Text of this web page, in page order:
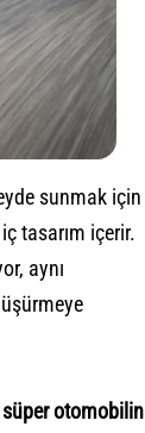
sunmak için
tasarım içerir.
aynı
süper otomobilin